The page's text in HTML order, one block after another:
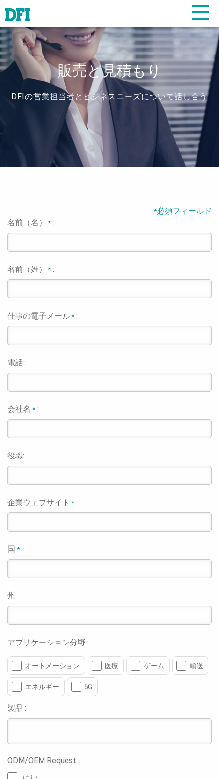
販売と見積もり
DFIの営業担当者とビジネスニーズについて話し合う
*必須フィールド
名前（名）* :
名前（姓）* :
仕事の電子メール* :
電話 :
会社名* :
役職:
企業ウェブサイト* :
国* :
州:
アプリケーション分野 :
オートメーション 医療 ゲーム 輸送
エネルギー 5G
製品 :
ODM/OEM Request :
はい